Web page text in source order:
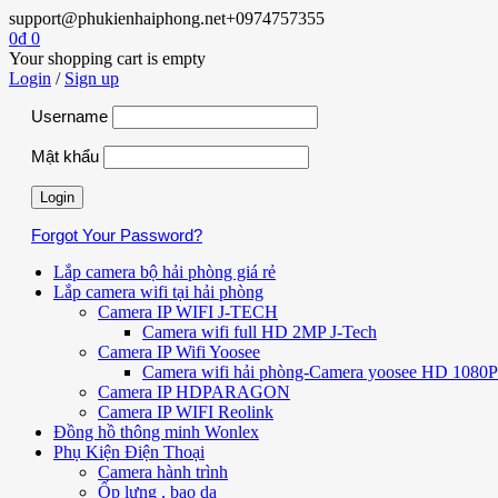
support@phukienhaiphong.net+0974757355
0₫ 0
Your shopping cart is empty
Login / Sign up
Username
Mật khẩu
Forgot Your Password?
Lắp camera bộ hải phòng giá rẻ
Lắp camera wifi tại hải phòng
Camera IP WIFI J-TECH
Camera wifi full HD 2MP J-Tech
Camera IP Wifi Yoosee
Camera wifi hải phòng-Camera yoosee HD
Camera IP HDPARAGON
Camera IP WIFI Reolink
Đồng hồ thông minh Wonlex
Phụ Kiện Điện Thoại
Camera hành trình
Ốp lưng , bao da